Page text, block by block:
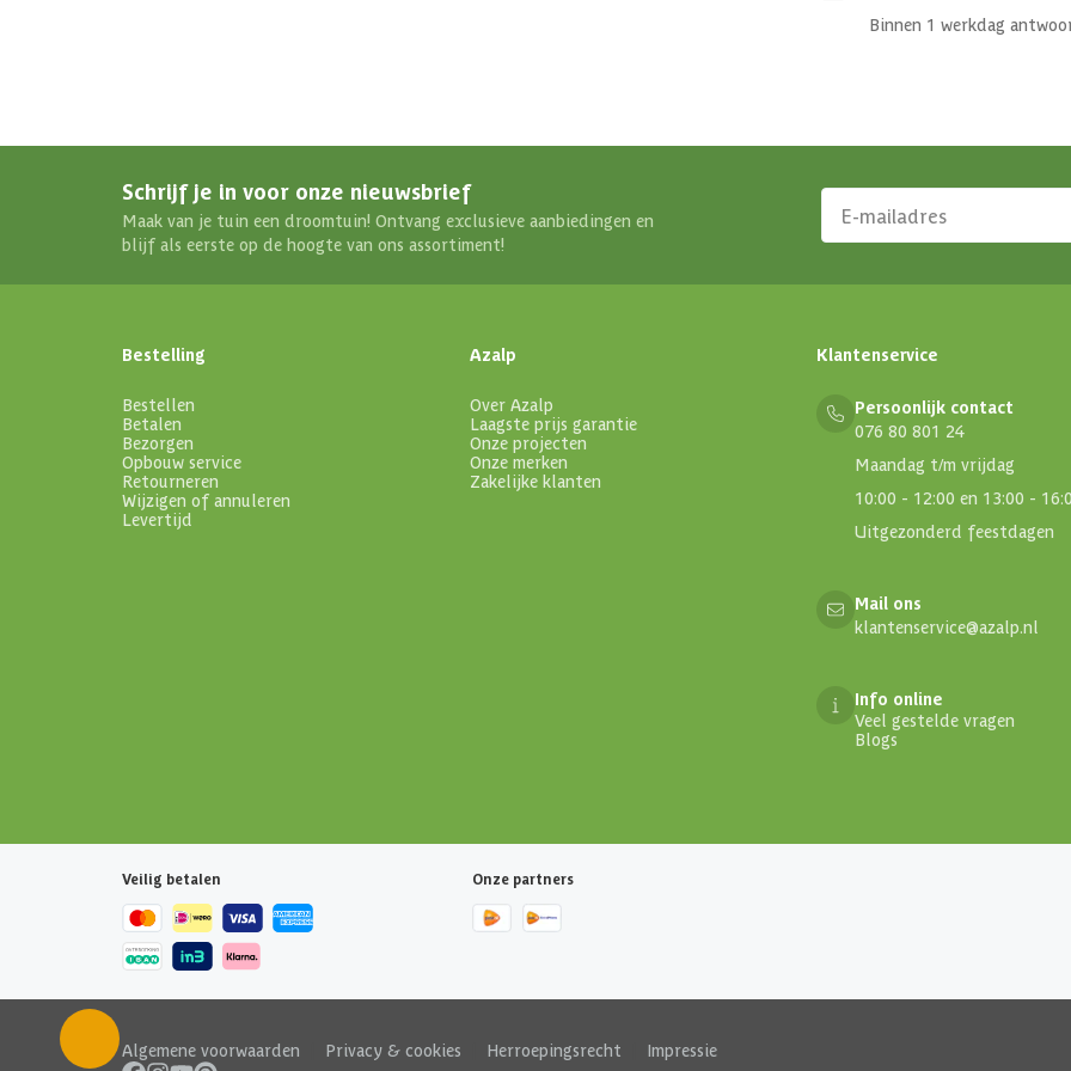
Binnen 1 werkdag
Schrijf je in voor onze nieuwsbrief
Maak van je tuin een droomtuin! Ontvang exclusieve aanbiedingen en
blijf als eerste op de hoogte van ons assortiment!
Bestelling
Bestellen
Betalen
Bezorgen
Opbouw service
Retourneren
Wijzigen of annuleren
Levertijd
Azalp
Over Azalp
Laagste prijs garantie
Onze projecten
Onze merken
Zakelijke klanten
Klantenservice
Persoonlijk contact
076 80 801 24
Maandag t/m vrijdag
10:00 - 12:00 en 13:00 -
Uitgezonderd feestdagen
Mail ons
klantenservice@azalp.nl
Info online
Veel gestelde vragen
Blogs
Veilig betalen Onze partners
Algemene voorwaarden Privacy & cookies Herroepingsrecht Impressie